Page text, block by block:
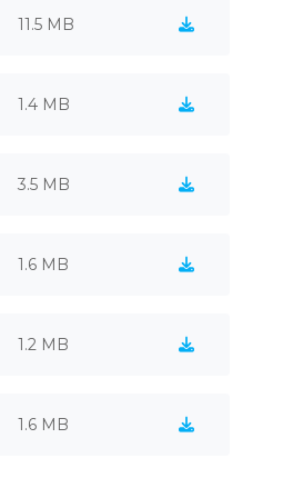
11.5 MB
1.4 MB
3.5 MB
1.6 MB
1.2 MB
1.6 MB